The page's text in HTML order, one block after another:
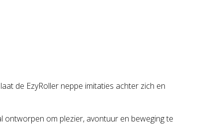
de EzyRoller neppe imitaties achter zich en
ontworpen om plezier, avontuur en beweging te